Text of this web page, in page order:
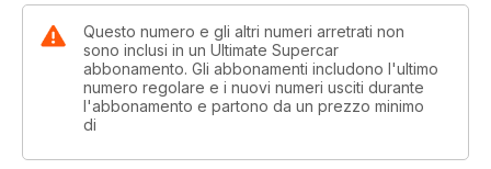
Questo numero e gli altri numeri arretrati non
sono inclusi in un Ultimate Supercar
abbonamento. Gli abbonamenti includono l'ultimo
numero regolare e i nuovi numeri usciti durante
l'abbonamento e partono da un prezzo minimo
di